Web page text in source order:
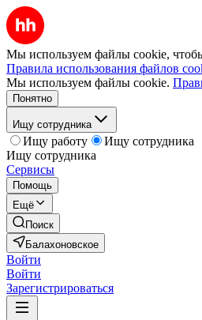
Мы используем файлы cookie, чтобы
Правила использования файлов
Мы используем файлы cookie.
Понятно
Ищу сотрудника
Ищу работу
Ищу сотрудника
Ищу сотрудника
Сервисы
Помощь
Ещё
Поиск
Балахоновское
Войти
Войти
Зарегистрироваться